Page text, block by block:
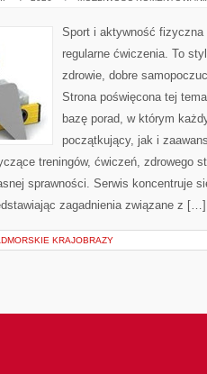
Sport i aktywność
regularne ćwiczenia. To
zdrowie, dobre
Strona poświęcona tej
bazę porad, w którym
początkujący, jak i
treningów, ćwiczeń, zdrowego
sprawności. Serwis koncentruje
zagadnienia związane z […]
KRAJOBRAZY